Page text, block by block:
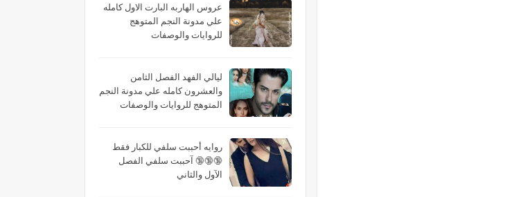
عروس الهاربه البارت الاول كامله
علي مدونة النجم المتوهج
للروايات والوصفات
ليالي الفهد الفصل الثامن
والعشرون كامله علي مدونة النجم
المتوهج للروايات والوصفات
روايه أحببت سلفي للكبار فقط
🔞🔞🔞 آحببت سلفي الفصل
الآول والثاني